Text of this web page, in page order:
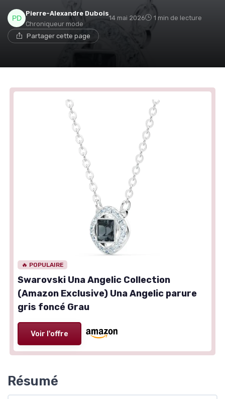
Pierre-Alexandre Dubois
Chroniqueur mode
14 mai 2026 1 min de lecture
Partager cette page
🔥 POPULAIRE
Swarovski Una Angelic Collection
(Amazon Exclusive) Una Angelic parure
gris foncé Grau
Voir l'offre
Résumé